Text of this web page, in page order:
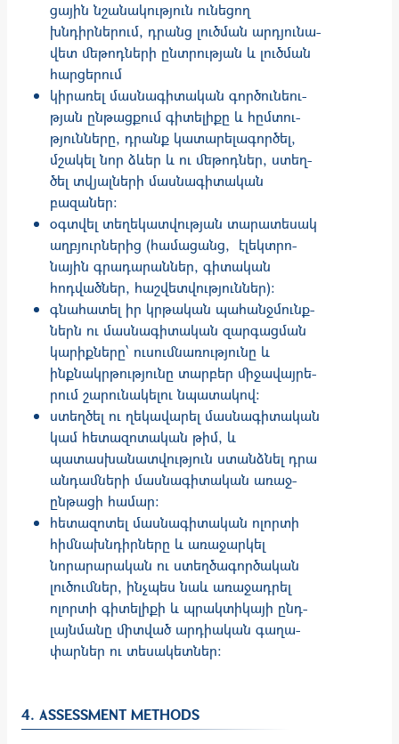
ցային նշա­նա­կություն ունեցող
խնդիրներում, դրանց լուծման ար­դյու­նա­
վետ մե­­թոդների ընտ­րության և լուծ­ման
հարցերում
կիրառել մասնագիտական գործու­նեու­
թյան ըն­թացքում գիտելիքը և հըմ­տու­­
թյուն­ները, դրանք կատա­րե­լագոր­ծել,
մշակել նոր ձևեր և ու մեթոդներ, ստեղ­
ծել տվյալների մասնագիտական
բազաներ:
օգտվել տեղեկատվության տարա­տե­սակ
աղբյուրներից (համացանց, ­ էլեկ­տրո­
նային գրա­դա­րան­ներ, գիտական
հոդվածներ, հաշ­վե­տվու­թյուններ):
գնահատել իր կրթա­կան պահանջ­մունք­
ներն ու մաս­նա­գիտական զար­գաց­ման
կարիք­ները՝ ուսումնառու­թյունը և
ինքնակրթությունը տարբեր միջա­վայ­րե­
րում շա­րու­նակելու նպա­­­տա­կով:
ստեղծել ու ղեկավարել մաս­նա­գի­տական
կամ հետա­զո­տա­­կան թիմ, և
պատասխանա­տվու­թյուն ստանձ­­նել դրա
ան­դամների մասնա­գի­տա­կան ա­ռա­ջ­
ընթացի համար:
հետազոտել մասնա­գի­տա­կան ոլորտի
հիմնախն­դիր­ները և առաջարկել
նորարա­րա­կան ու ստեղծագործական
լուծում­ներ, ինչպես նաև առաջադրել
ոլորտի գի­տելիքի և պրակտիկայի ընդ­
լայն­մանը միտված արդիական գա­ղա­
փար­ներ ու տեսակետներ:
4. ASSESSMENT METHODS